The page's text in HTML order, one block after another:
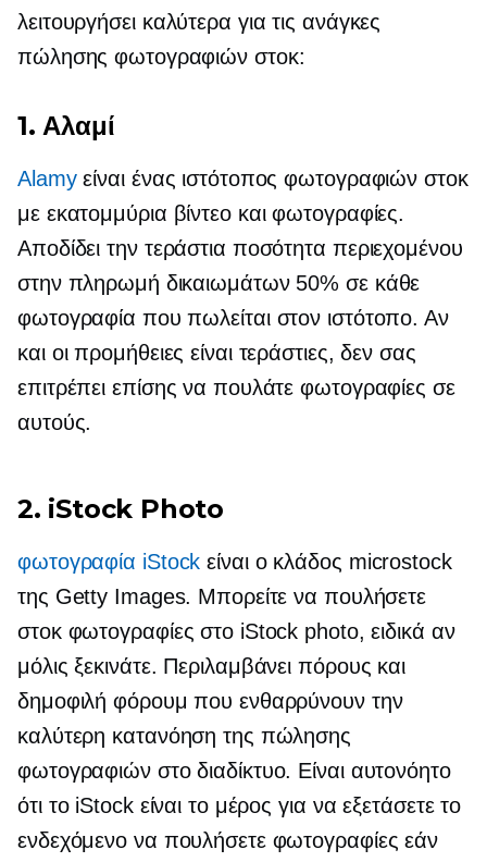
λειτουργήσει καλύτερα για τις ανάγκες
πώλησης φωτογραφιών στοκ:
1. Αλαμί
Alamyείναι ένας ιστότοπος φωτογραφιών στοκ
με εκατομμύρια βίντεο και φωτογραφίες.
Αποδίδει την τεράστια ποσότητα περιεχομένου
στην πληρωμή δικαιωμάτων 50% σε κάθε
φωτογραφία που πωλείται στον ιστότοπο. Αν
και οι προμήθειες είναι τεράστιες, δεν σας
επιτρέπει επίσης να πουλάτε φωτογραφίες σε
αυτούς.
2. iStock Photo
φωτογραφία iStock είναι ο κλάδος microstock
της Getty Images. Μπορείτε να πουλήσετε
στοκ φωτογραφίες στο iStock photo, ειδικά αν
μόλις ξεκινάτε. Περιλαμβάνει πόρους και
δημοφιλή φόρουμ που ενθαρρύνουν την
καλύτερη κατανόηση της πώλησης
φωτογραφιών στο διαδίκτυο. Είναι αυτονόητο
ότι το iStock είναι το μέρος για να εξετάσετε το
ενδεχόμενο να πουλήσετε φωτογραφίες εάν